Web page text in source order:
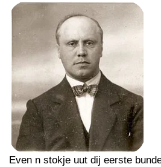
Even n stokje uut dij eerste